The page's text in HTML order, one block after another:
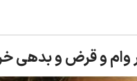
وام و قرض و